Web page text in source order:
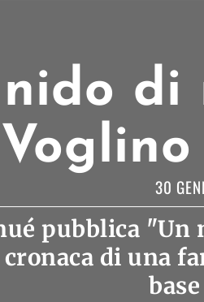
nido di
30
pubblica "Un
di una